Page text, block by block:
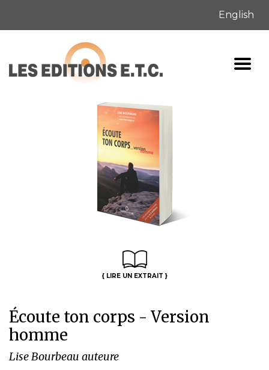
English
{ LIRE UN EXTRAIT }
Écoute ton corps - Version
homme
Lise Bourbeau auteure